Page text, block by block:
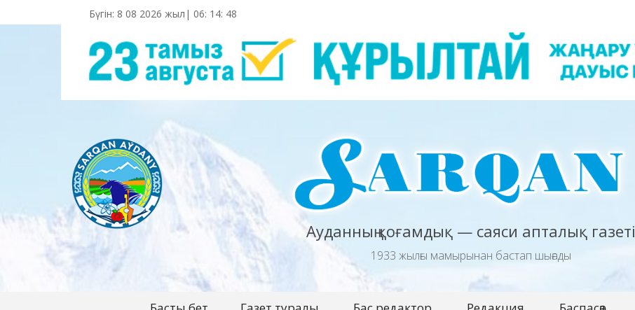
Бүгін: 8 08 2026 жыл| 06: 14: 50
Ауданның қоғамдық — саяси апталық газеті
1933 жылғы мамырынан бастап шығады